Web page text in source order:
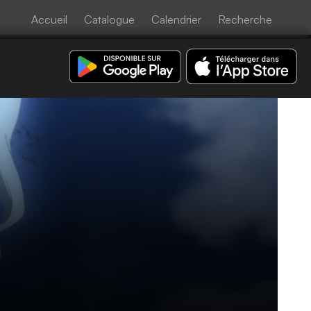
Accueil Catalogue Calendrier Recherche